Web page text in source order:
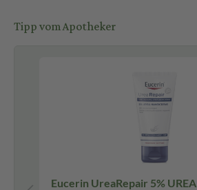
Tipp vom Apotheker
Eucerin UreaRepair 5% UREA